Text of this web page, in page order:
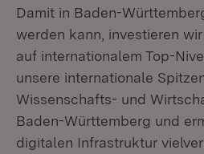
Damit in Baden-
werden kann, investieren
auf internationalem Top-
unsere internationale
Wissenschafts- und
Baden-Württemberg und
digitalen Infrastruktur